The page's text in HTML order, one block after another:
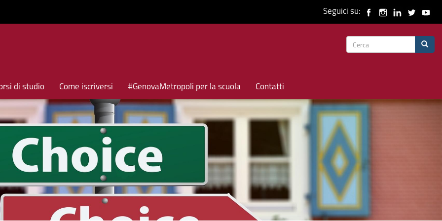
Seguici su:
Form
di studio Come iscriversi #GenovaMetropoli per la scuola Contatti